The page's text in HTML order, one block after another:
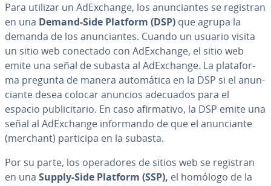
Para utilizar un AdE­x­cha­n­ge, los anu­n­cia­n­tes se registran
en una Demand-Side Platform (DSP) que agrupa la
demanda de los anu­n­cia­n­tes. Cuando un usuario visita
un sitio web conectado con AdE­x­cha­n­ge, el sitio web
emite una señal de subasta al AdE­x­cha­n­ge. La pla­ta­fo­r­
ma pregunta de manera au­to­má­ti­ca en la DSP si el anu­n­
cia­n­te desea colocar anuncios adecuados para el
espacio pu­bli­ci­ta­rio. En caso afi­r­ma­ti­vo, la DSP emite una
señal al AdE­x­cha­n­ge in­fo­r­ma­n­do de que el anu­n­cia­n­te
(merchant) participa en la subasta.
Por su parte, los ope­ra­do­res de sitios web se registran
en una Supply-Side Platform (SSP), el homólogo de la